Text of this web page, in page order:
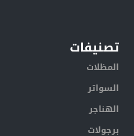
تصنيفات
المظلات
السواتر
الهناجر
برجولات